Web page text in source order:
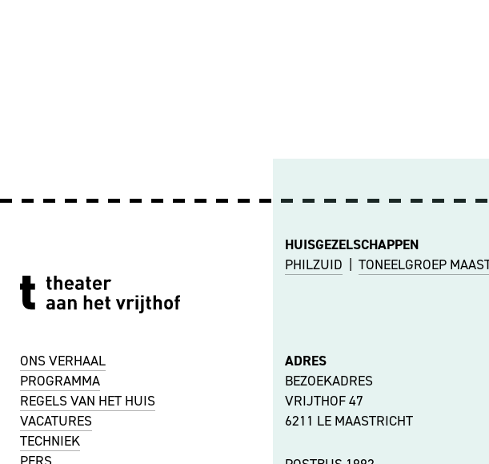
ONS VERHAAL
PROGRAMMA
REGELS VAN HET HUIS
VACATURES
TECHNIEK
HUISGEZELSCHAPPEN
PHILZUID | TONEELGROEP
ADRES
BEZOEKADRES
VRIJTHOF 47
6211 LE MAASTRICHT